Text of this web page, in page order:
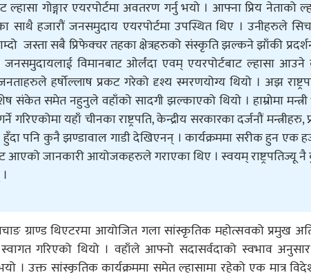
गोङ्गार एयरपोर्टमा अवतरण गर्नु भयो । आफ्ना प्रिय नेताको
साथै हजारौं जनसमुदाय एयरपोर्टमा उपस्थित थिए । उनीहरुले
जस्ता सबै प्रिफेक्चर तहका क्षेत्रहरुको संस्कृति झल्कने झाँकी
जनसमुदायलाई विमानबाट ओर्लंदा एवम् एयरपोर्टबाट ल्हासा
हर्षोल्लाष प्रकट गरेको दृश्य स्मरणयोग्य थियो । अझ
संकेत समेत नहुनुले वहाँको सादगी झल्काएको थियो । हाम्रोमा
गरिएकोमा यहाँ चीनका राष्ट्रपति, केन्द्रीय सरकारका दर्जनौं
हुँदा पनि कुनै झण्डावाल गाडी देखिएनन् । कार्यक्रममा सरीक हुन एक
आएको जानकारी आयोजकहरुले गराएका थिए । स्वयम् राष्ट्रपतिज्यू
ग्राण्ड थिएटरमा आयोजित गला सांस्कृतिक महोत्सवको प्रमुख
गरिएको थियो । वहाँले आफ्नो सदासर्वदाको स्वभाव
। उक्त सांस्कृतिक कार्यक्रममा समेत ल्हासामा रहेको एक मात्र